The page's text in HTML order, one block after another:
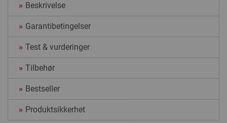
Beskrivelse
Garantibetingelser
Test & vurderinger
Tilbehør
Bestseller
Produktsikkerhet